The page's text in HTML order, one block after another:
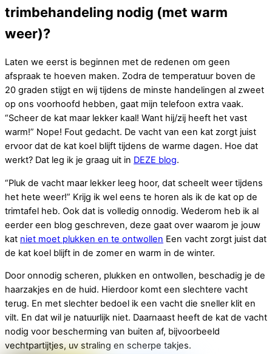
trimbehandeling nodig (met warm
weer)?
Laten we eerst is beginnen met de redenen om geen
afspraak te hoeven maken. Zodra de temperatuur boven de
20 graden stijgt en wij tijdens de minste handelingen al zweet
op ons voorhoofd hebben, gaat mijn telefoon extra vaak.
“Scheer de kat maar lekker kaal! Want hij/zij heeft het vast
warm!” Nope! Fout gedacht. De vacht van een kat zorgt juist
ervoor dat de kat koel blijft tijdens de warme dagen. Hoe dat
werkt? Dat leg ik je graag uit in DEZE blog.
“Pluk de vacht maar lekker leeg hoor, dat scheelt weer tijdens
het hete weer!” Krijg ik wel eens te horen als ik de kat op de
trimtafel heb. Ook dat is volledig onnodig. Wederom heb ik al
eerder een blog geschreven, deze gaat over waarom je jouw
kat niet moet plukken en te ontwollen Een vacht zorgt juist dat
de kat koel blijft in de zomer en warm in de winter.
Door onnodig scheren, plukken en ontwollen, beschadig je de
haarzakjes en de huid. Hierdoor komt een slechtere vacht
terug. En met slechter bedoel ik een vacht die sneller klit en
vilt. En dat wil je natuurlijk niet. Daarnaast heeft de kat de vacht
nodig voor bescherming van buiten af, bijvoorbeeld
vechtpartijtjes, uv straling en scherpe takjes.